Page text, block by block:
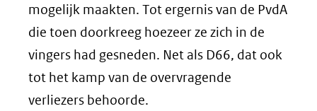
mogelijk maakten. Tot ergernis van de PvdA
die toen doorkreeg hoezeer ze zich in de
vingers had gesneden. Net als D66, dat ook
tot het kamp van de overvragende
verliezers behoorde.